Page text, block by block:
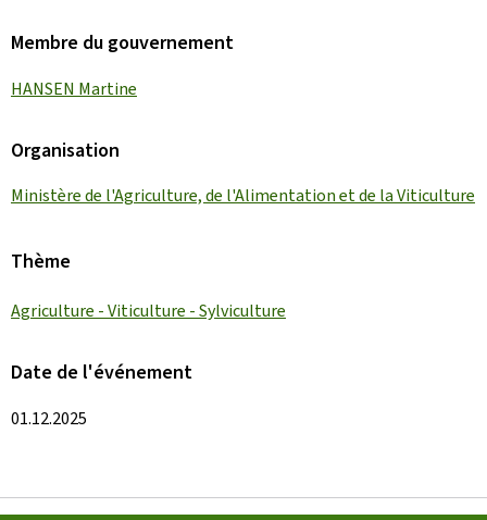
Membre du gouvernement
HANSEN Martine
Organisation
Ministère de l'Agriculture, de l'Alimentation et de la Viticulture
Thème
Agriculture - Viticulture - Sylviculture
Date de l'événement
01.12.2025